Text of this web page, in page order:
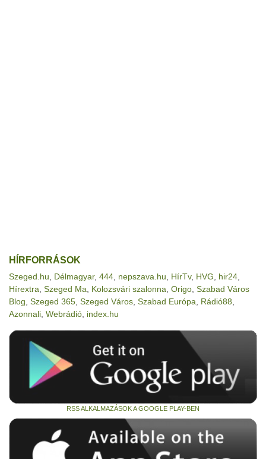
HÍRFORRÁSOK
Szeged.hu Délmagyar, 444 nepszava.hu HírTv, HVG hir24
Hírextra Szeged Ma Kolozsvári szalonna Origo Szabad Város
Blog Szeged 365 Szeged Város Szabad Európa Rádió88
Azonnali Webrádió index.hu
RSS ALKALMAZÁSOK A GOOGLE PLAY-BEN